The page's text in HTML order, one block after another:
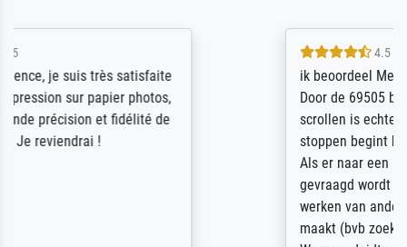
ik beoordeel Meisterdrucke zeer positief.
Door de 69505 beschikbare kunstenaars
scrollen is echter onbegonnen werk (na
stoppen begint het weer van voor af aan).
gevraagd wordt krijg je ook een aantal
werken van andere wat het onoverzichtelijk
maakt (bvb zoek Ros = ook Rops, Rose etc).